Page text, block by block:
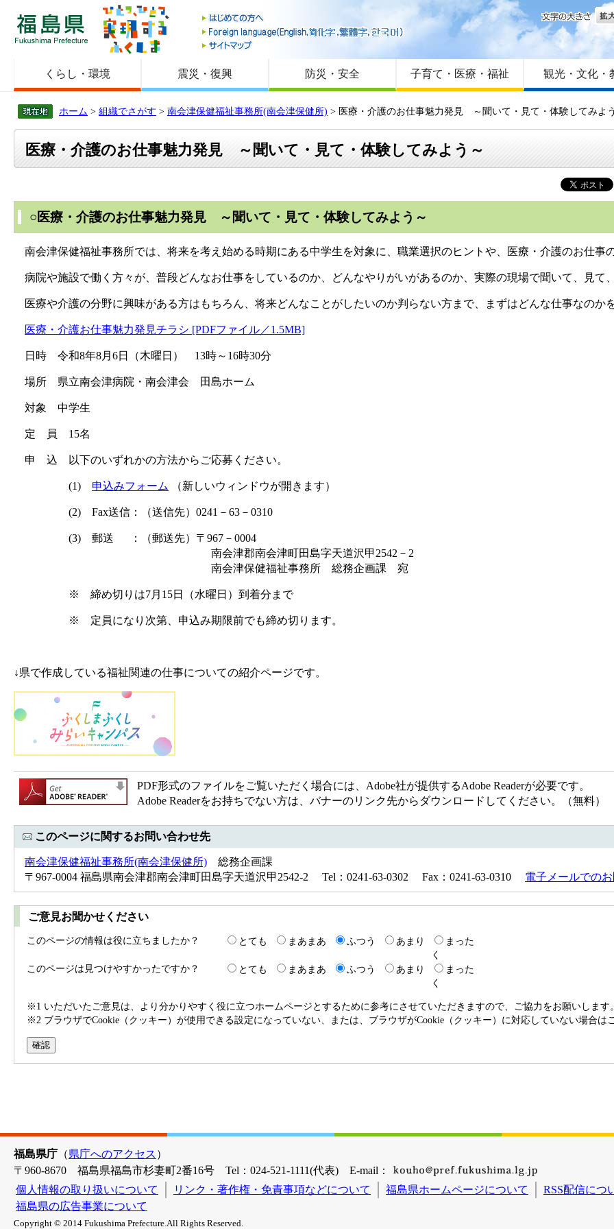
福島県
はじめての方へ
Foreign language
サイトマップ
文字
くらし・環境 震災・復興 防災・安全 子育て・医療・福祉 観光・文化・
ホーム > 組織でさがす > 南会津保健福祉事務所(南会津保健所) > 医療・介護のお仕事魅力発見 ～聞いて・見て・体験してみよ
医療・介護のお仕事魅力発見 ～聞いて・見て・体験してみよう～
○医療・介護のお仕事魅力発見 ～聞いて・見て・体験してみよう～
南会津保健福祉事務所では、将来を考え始める時期にある中学生を対象に、職業選択のヒントや、医療・介護のお仕事
病院や施設で働く方々が、普段どんなお仕事をしているのか、どんなやりがいがあるのか、実際の現場で聞いて、見て
医療や介護の分野に興味がある方はもちろん、将来どんなことがしたいのか判らない方まで、まずはどんな仕事なのか
医療・介護お仕事魅力発見チラシ [PDFファイル／1.5MB]
日時 令和8年8月6日（木曜日） 13時～16時30分
場所 県立南会津病院・南会津会 田島ホーム
対象 中学生
定 員 15名
申 込 以下のいずれかの方法からご応募ください。
(1) 申込みフォーム （新しいウィンドウが開きます）
(2) Fax送信：（送信先）0241－63－0310
(3) 郵送 ：（郵送先）〒967－0004
南会津郡南会津町田島字天道沢甲2542－2
南会津保健福祉事務所 総務企画課 宛
※ 締め切りは7月15日（水曜日）到着分まで
※ 定員になり次第、申込み期限前でも締め切ります。
↓県で作成している福祉関連の仕事についての紹介ページです。
PDF形式のファイルをご覧いただく場合には、Adobe社が提供するAdobe Readerが必要です。
Adobe Readerをお持ちでない方は、バナーのリンク先からダウンロードしてください。（無料）
このページに関するお問い合わせ先
南会津保健福祉事務所(南会津保健所) 総務企画課
〒967-0004 福島県南会津郡南会津町田島字天道沢甲2542-2 Tel：0241-63-0302 Fax：0241-63-0310 電子メールでの
ご意見お聞かせください
このページの情報は役に立ちましたか？ とても まあまあ ふつう あまり
まった
く
このページは見つけやすかったですか？
とても まあまあ ふつう あまり
まった
く
※1 いただいたご意見は、より分かりやすく役に立つホームページとするために参考にさせていただきますので、ご協力をお願いします
※2 ブラウザでCookie（クッキー）が使用できる設定になっていない、または、ブラウザがCookie（クッキー）に対応していない場合は
福島県庁 （県庁へのアクセス ）
〒960-8670 福島県福島市杉妻町2番16号 Tel：024-521-1111(代表) E-mail：
個人情報の取り扱いについて
リンク・著作権・免責事項などについて 福島県ホームページについて
RSS配信につ
福島県の広告事業について
Copyright © 2014 Fukushima Prefecture.All Rights Reserved.